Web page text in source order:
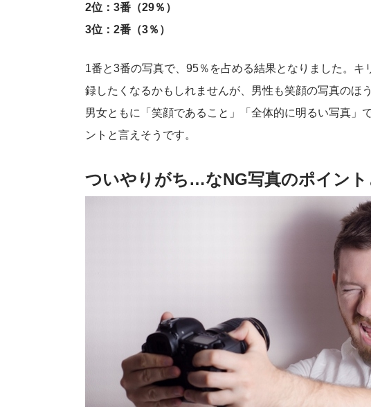
2位：3番（29％）
3位：2番（3％）
1番と3番の写真で、95％を占める結果となりました。キ
録したくなるかもしれませんが、男性も笑顔の写真のほ
男女ともに「笑顔であること」「全体的に明るい写真」
ントと言えそうです。
ついやりがち…なNG写真のポイント